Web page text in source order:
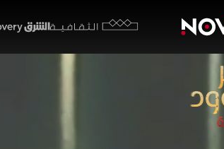
الثقافية
أطفال
في